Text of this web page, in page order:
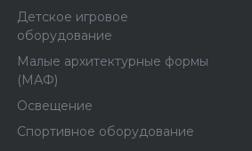
Детское игровое
оборудование
Малые архитектурные формы
(МАФ)
Освещение
Спортивное оборудование